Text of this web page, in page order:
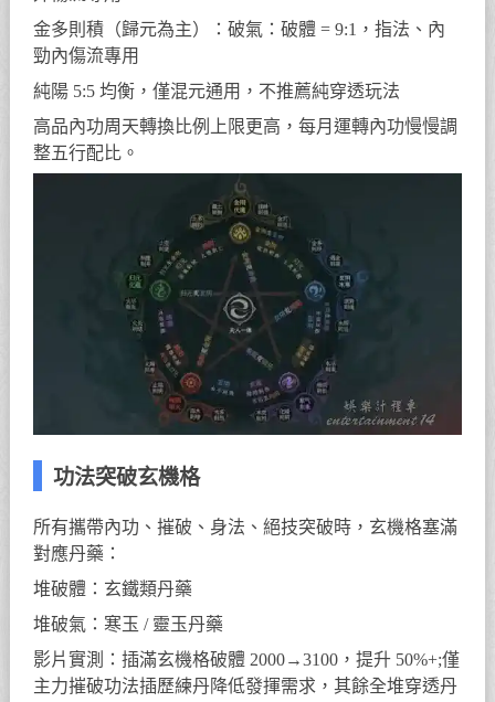
金多則積（歸元為主）：破氣：破體 = 9:1，指法、內
勁內傷流專用
純陽 5:5 均衡，僅混元通用，不推薦純穿透玩法
高品內功周天轉換比例上限更高，每月運轉內功慢慢調
整五行配比。
功法突破玄機格
所有攜帶內功、摧破、身法、絕技突破時，玄機格塞滿
對應丹藥：
堆破體：玄鐵類丹藥
堆破氣：寒玉 / 靈玉丹藥
影片實測：插滿玄機格破體 2000→3100，提升 50%+;僅
主力摧破功法插歷練丹降低發揮需求，其餘全堆穿透丹